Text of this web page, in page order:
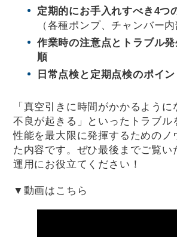
定期的にお手入れすべき4つ
（各種ポンプ、チャンバー内
作業時の注意点とトラブル
順
日常点検と定期点検のポイン
「真空引きに時間がかかるよう
不良が起きる」といったトラブル
性能を最大限に発揮するためのノ
た内容です。ぜひ最後までご覧い
運用にお役立てください！
▼動画はこちら